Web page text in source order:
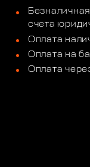
счета
Оплата
Оплата на
Оплата